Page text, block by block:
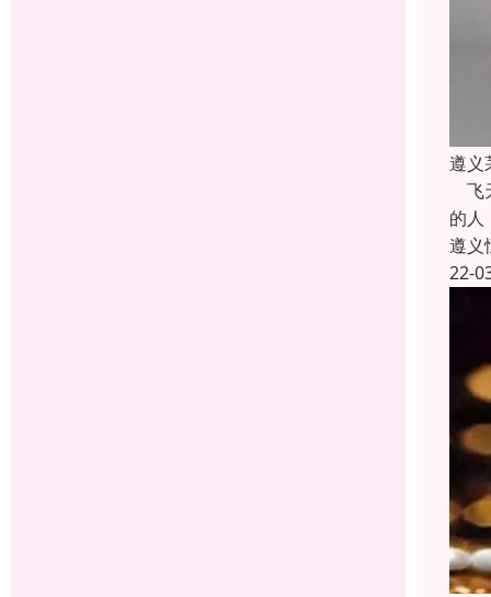
遵义
飞
的
遵义
22-